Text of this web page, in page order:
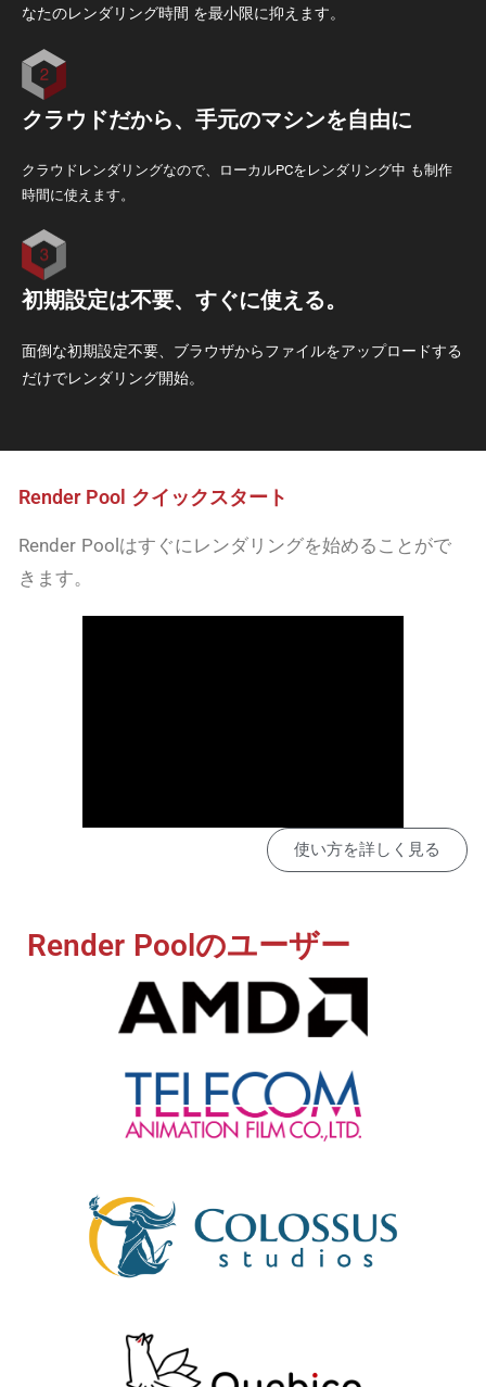
なたのレンダリング時間 を最小限に抑えます。
クラウドだから、手元のマシンを自由に
クラウドレンダリングなので、ローカルPCをレンダリング中 も制作
時間に使えます。
初期設定は不要、すぐに使える。
面倒な初期設定不要、ブラウザからファイルをアップロードする
だけでレンダリング開始。
Render Pool クイックスタート
Render Poolはすぐにレンダリングを始めることがで
きます。
使い方を詳しく見る
Render Poolのユーザー